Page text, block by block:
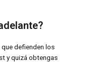
defienden los
y quizá obtengas